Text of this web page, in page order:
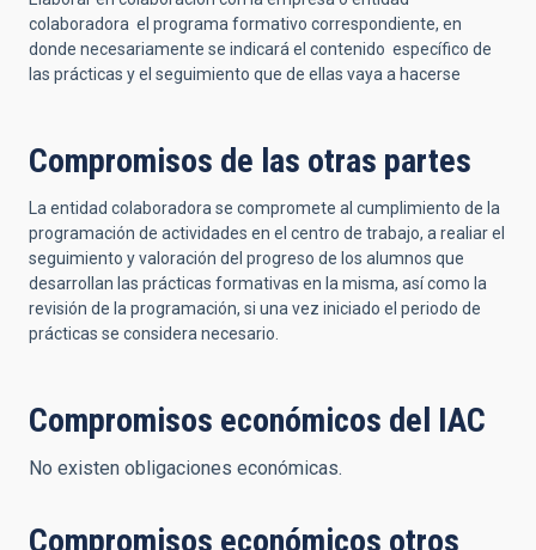
colaboradora el programa formativo correspondiente, en
donde necesariamente se indicará el contenido específico de
las prácticas y el seguimiento que de ellas vaya a hacerse
Compromisos de las otras partes
La entidad colaboradora se compromete al cumplimiento de la
programación de actividades en el centro de trabajo, a realiar el
seguimiento y valoración del progreso de los alumnos que
desarrollan las prácticas formativas en la misma, así como la
revisión de la programación, si una vez iniciado el periodo de
prácticas se considera necesario.
Compromisos económicos del IAC
No existen obligaciones económicas.
Compromisos económicos otros